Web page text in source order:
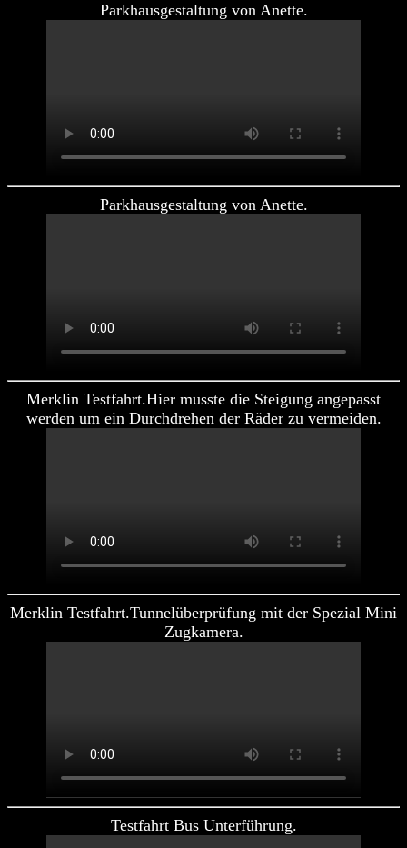
Parkhausgestaltung von Anette.
Parkhausgestaltung von Anette.
Merklin Testfahrt.Hier musste die Steigung angepasst
werden um ein Durchdrehen der Räder zu vermeiden.
Merklin Testfahrt.Tunnelüberprüfung mit der Spezial Mini
Zugkamera.
Testfahrt Bus Unterführung.